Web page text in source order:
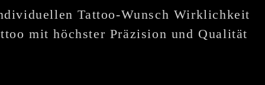
Tattoo-Wunsch Wirklichkeit
mit höchster Präzision und Qualität